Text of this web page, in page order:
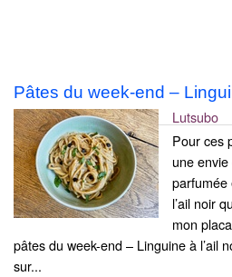
Pâtes du week-end –
Lutsubo
Pour ces
une
parfumée
l’ail noir
mon
pâtes du week-end – Linguine à l’ail
sur...